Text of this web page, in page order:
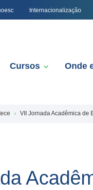
Internacionalização
Cursos Onde
VII Jornada Acadêmica de